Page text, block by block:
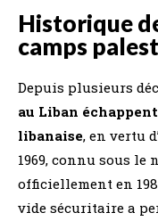
Historique
camps
Depuis plusieurs
au Liban
libanaise, en vertu
1969, connu sous le
officiellement en
vide sécuritaire a